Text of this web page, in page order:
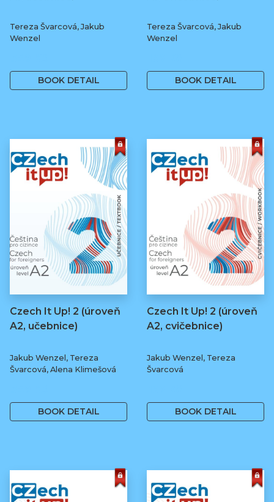
Tereza Švarcová, Jakub
Wenzel
BOOK DETAIL
Tereza Švarcová, Jakub
Wenzel
BOOK DETAIL
Czech It Up! 2 (úroveň
A2, učebnice)
Jakub Wenzel, Tereza
Švarcová, Alena Klimešová
BOOK DETAIL
Czech It Up! 2 (úroveň
A2, cvičebnice)
Jakub Wenzel, Tereza
Švarcová
BOOK DETAIL